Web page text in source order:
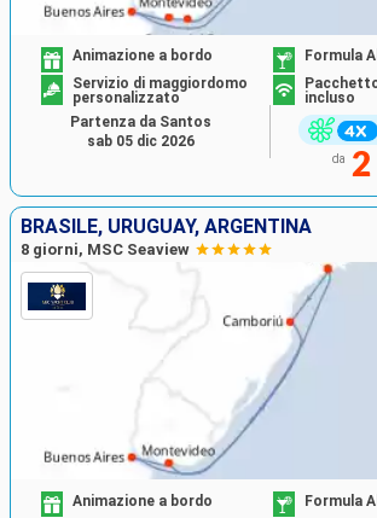
Animazione a bordo
Formula
Servizio di maggiordomo
personalizzato
incluso
da 2
Partenza da Santos
sab 05 dic 2026
BRASILE, URUGUAY, ARGENTINA
8 giorni, MSC Seaview
Animazione a bordo
Formula